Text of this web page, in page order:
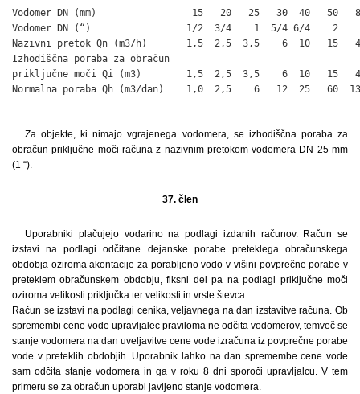
Vodomer DN (mm)                 15   20   25   30  40   50
Vodomer DN (“)                 1/2  3/4    1  5/4 6/4    2
Nazivni pretok Qn (m3/h)       1,5  2,5  3,5    6  10   15
Izhodiščna poraba za obračun
priključne moči Qi (m3)        1,5  2,5  3,5    6  10   15
Normalna poraba Qh (m3/dan)    1,0  2,5    6   12  25   60
Za objekte, ki nimajo vgrajenega vodomera, se izhodiščna poraba za
obračun priključne moči računa z nazivnim pretokom vodomera DN 25 mm
(1 “).
37. člen
Uporabniki plačujejo vodarino na podlagi izdanih računov. Račun se
izstavi na podlagi odčitane dejanske porabe preteklega obračunskega
obdobja oziroma akontacije za porabljeno vodo v višini povprečne porabe v
preteklem obračunskem obdobju, fiksni del pa na podlagi priključne moči
oziroma velikosti priključka ter velikosti in vrste števca.
Račun se izstavi na podlagi cenika, veljavnega na dan izstavitve računa. Ob
spremembi cene vode upravljalec praviloma ne odčita vodomerov, temveč se
stanje vodomera na dan uveljavitve cene vode izračuna iz povprečne porabe
vode v preteklih obdobjih. Uporabnik lahko na dan spremembe cene vode
sam odčita stanje vodomera in ga v roku 8 dni sporoči upravljalcu. V tem
primeru se za obračun uporabi javljeno stanje vodomera.